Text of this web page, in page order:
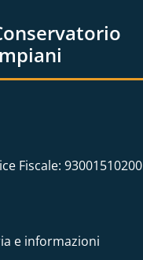
Fiscale: 93001510200
e informazioni